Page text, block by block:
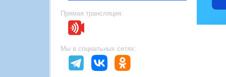
Прямая трансляция:
Мы в социальных сетях: